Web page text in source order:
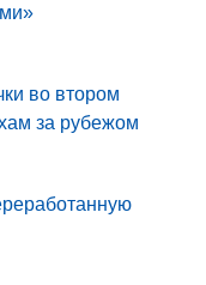
во втором
за рубежом